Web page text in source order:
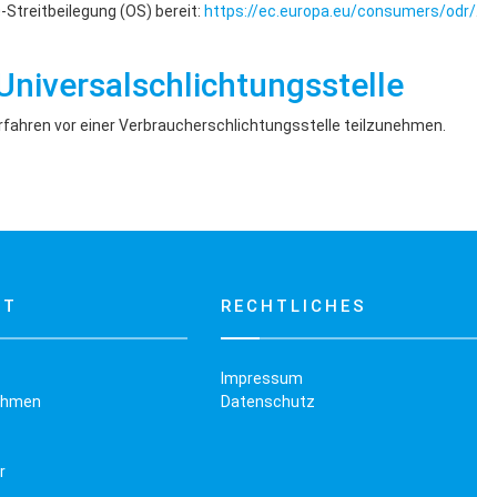
(OS) bereit: https://ec.europa.eu/consumers/odr/
vor einer Verbraucherschlichtungsstelle teilzunehmen.
RECHTLICHES
Impressum
Datenschutz